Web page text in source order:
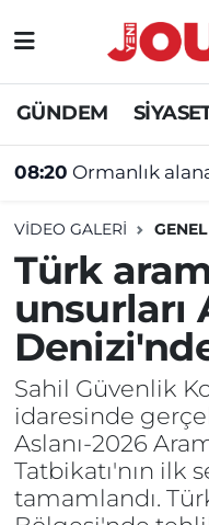
GÜNDEM
08:20 Ormanlık alana
VIDEO GALERI GENEL
Türk
unsurları
Sahil Güvenlik
idaresinde
Aslanı-2026
Tatbikatı'nın ilk
tamamlandı.
GÜNDEM
SİYASET
DÜNYA
EĞİTİM
ÖZEL HABER
Nöbetçi
Hava Durumu
Süper Lig
Tüm Manşetler
Son Dakika
Haber Arşivi